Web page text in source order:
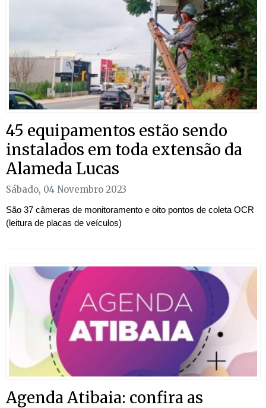
45 equipamentos estão sendo
instalados em toda extensão da
Alameda Lucas
Sábado, 04 Novembro 2023
São 37 câmeras de monitoramento e oito pontos de coleta OCR
(leitura de placas de veículos)
Agenda Atibaia: confira as